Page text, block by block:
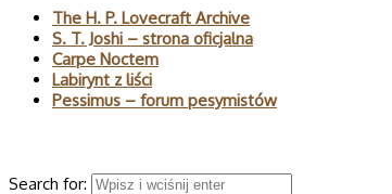
The H. P. Lovecraft Archive
S. T. Joshi – strona oficjalna
Carpe Noctem
Labirynt z liści
Pessimus – forum pesymistów
Search for: